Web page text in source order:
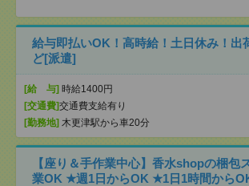
給与即払いOK！高時給！土日休み！出
ど[派遣]
[給 与] 時給1400円
[交通費]交通費支給有り
[勤務地] 木更津駅から車20分
【座り＆手作業中心】香水shopの梱包
業OK ★週1日からOK ★1日1時間から